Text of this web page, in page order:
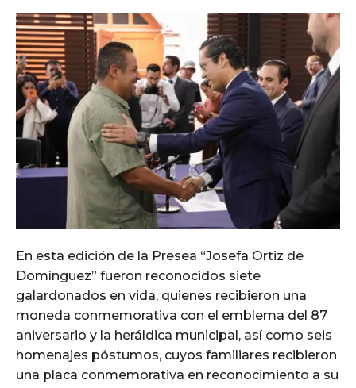
En esta edición de la Presea “Josefa Ortiz de
Domínguez” fueron reconocidos siete
galardonados en vida, quienes recibieron una
moneda conmemorativa con el emblema del 87
aniversario y la heráldica municipal, así como seis
homenajes póstumos, cuyos familiares recibieron
una placa conmemorativa en reconocimiento a su